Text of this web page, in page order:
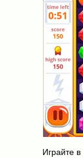
Играйте в